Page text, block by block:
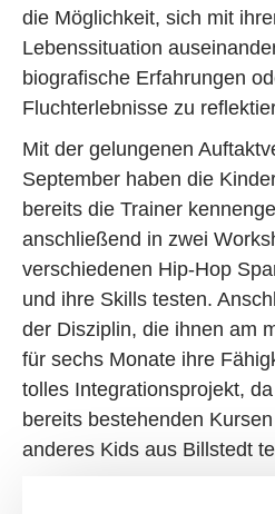
die Möglichkeit, sich mit
Lebenssituation
biografische Erfahrungen
Fluchterlebnisse zu
Mit der gelungenen
September haben die
bereits die Trainer
anschließend in zwei
verschiedenen Hip-Hop
und ihre Skills testen.
der Disziplin, die ihnen am
für sechs Monate ihre
tolles Integrationsprojekt,
bereits bestehenden
anderes Kids aus Billstedt